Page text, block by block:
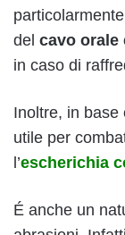
del cavo orale
in caso di
Inoltre, in base
utile per
l’escherichia
É anche un